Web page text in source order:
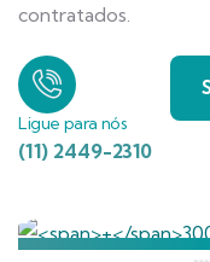
contratados.
Ligue para nós
(11) 2449-2310